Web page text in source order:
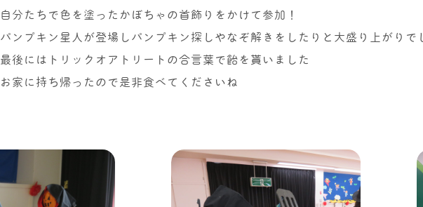
自分たちで色を塗ったかぼちゃの首飾りをかけて参加！
パンプキン星人が登場しパンプキン探しやなぞ解きをしたりと大盛り上がりで
最後にはトリックオアトリートの合言葉で飴を貰いました
お家に持ち帰ったので是非食べてくださいね